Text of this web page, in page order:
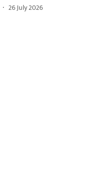
26 July 2026